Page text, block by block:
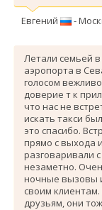
Евгений -
Летали семьей
аэропорта в
голосом
доверие т к
что нас не
искать такси
это спасибо.
прямо с выхода
разговаривали
незаметно.
ночные вызовы
своим
друзьям, они